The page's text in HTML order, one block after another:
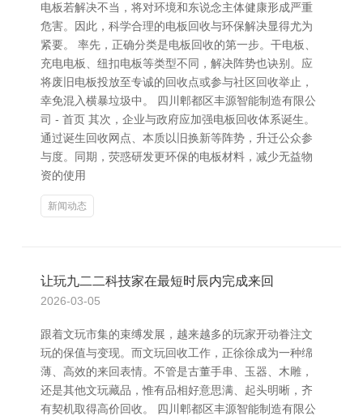
电板若解决不当，将对环境和东说念主体健康形成严重
危害。因此，科学合理的电板回收与环保解决显得尤为
紧要。 率先，正确分类是电板回收的第一步。干电板、
充电电板、纽扣电板等类型不同，解决阵势也诀别。应
将废旧电板投放至专诚的回收点或参与社区回收举止，
幸免混入横暴垃圾中。 四川郫都区丰源智能制造有限公
司 - 首页 其次，企业与政府应加强电板回收体系诞生。
通过诞生回收网点、本质以旧换新等阵势，升迁公众参
与度。同期，荧惑研发更环保的电板材料，减少无益物
资的使用
新闻动态
让玩九二二科技家在最短时辰内完成来回
2026-03-05
跟着文玩市集的束缚发展，越来越多的玩家开动眷注文
玩的保值与变现。而文玩回收工作，正徐徐成为一种绵
薄、高效的来回表情。不管是古董手串、玉器、木雕，
还是其他文玩藏品，惟有品相好意思满、起头明晰，齐
有契机取得高价回收。 四川郫都区丰源智能制造有限公